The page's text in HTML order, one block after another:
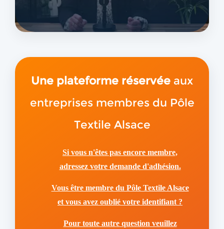
Une plateforme réservée aux
entreprises membres du Pôle
Textile Alsace
Si vous n'êtes pas encore membre,
adressez votre demande d'adhésion.
Vous être membre du Pôle Textile Alsace
et vous avez oublié votre identifiant ?
Pour toute autre question veuillez